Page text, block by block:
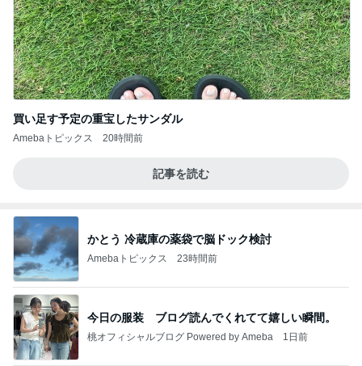
買い足す予定の重宝したサンダル
Amebaトピックス 20時間前
記事を読む
かとう 冷蔵庫の薬袋で脳ドック検討
Amebaトピックス 23時間前
今日の服装 ブログ読んでくれてて嬉しい瞬間。
桃オフィシャルブログ Powered by Ameba 1日前